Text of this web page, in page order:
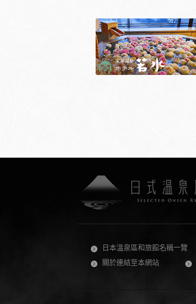
日本溫泉區和旅館名稱一覽
關於連結至本網站